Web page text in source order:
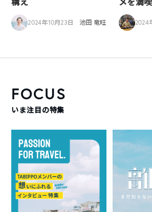
2024年10月23日 池田 竜旺 2024
FOCUS
いま注目の特集